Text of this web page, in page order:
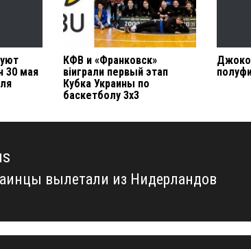
30 мая
КФВ и «Франковск»
віиграли первый этап
Кубка Украины по
баскетболу 3х3
вылетали из Нидерландов